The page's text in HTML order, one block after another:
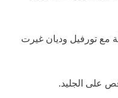
مع تورفيل وديان غيرت
على الجليد.